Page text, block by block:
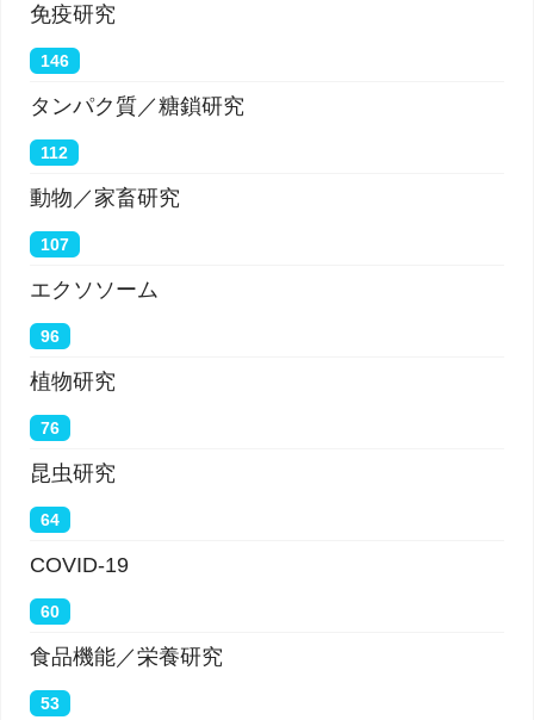
免疫研究
146
タンパク質／糖鎖研究
112
動物／家畜研究
107
エクソソーム
96
植物研究
76
昆虫研究
64
COVID-19
60
食品機能／栄養研究
53